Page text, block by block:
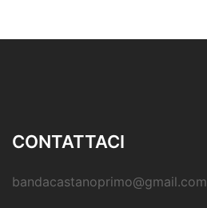
CONTATTACI
bandacastanoprimo@gmail.com